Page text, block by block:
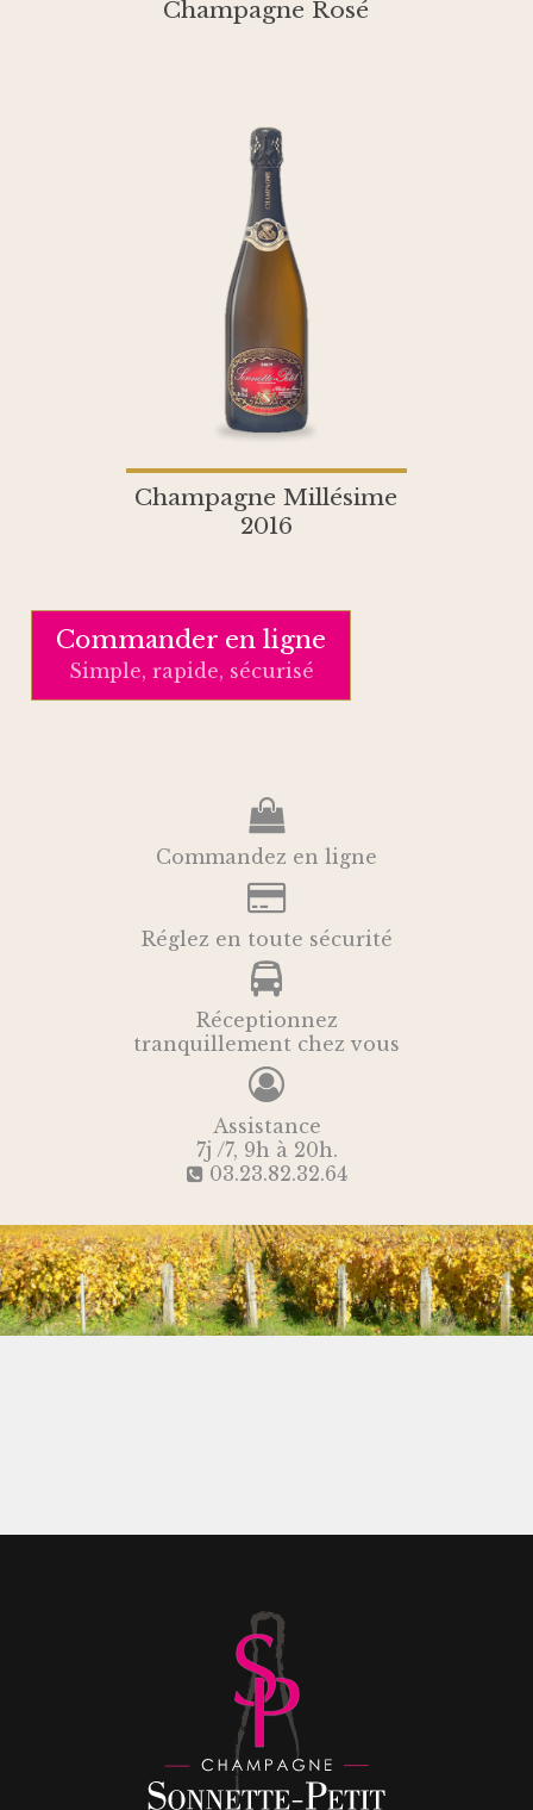
Champagne Rosé
Champagne Millésime
2016
Commander en ligne
Simple, rapide, sécurisé
Commandez en ligne
Réglez en toute sécurité
Réceptionnez
tranquillement chez vous
Assistance
7j /7, 9h à 20h.
03.23.82.32.64